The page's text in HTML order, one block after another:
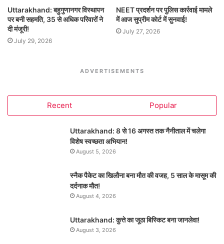
Uttarakhand: बहुगुणानगर विस्थापन
पर बनी सहमति, 35 से अधिक परिवारों ने
दी मंजूरी!
July 29, 2026
NEET प्रदर्शन पर पुलिस कार्रवाई मामले
में आज सुप्रीम कोर्ट में सुनवाई!
July 27, 2026
ADVERTISEMENTS
Recent Popular
Uttarakhand: 8 से 16 अगस्त तक नैनीताल में चलेगा
विशेष स्वच्छता अभियान!
August 5, 2026
स्नैक पैकेट का खिलौना बना मौत की वजह, 5 साल के मासूम की
दर्दनाक मौत!
August 4, 2026
Uttarakhand: कुत्ते का जूठा बिस्किट बना जानलेवा!
August 3, 2026